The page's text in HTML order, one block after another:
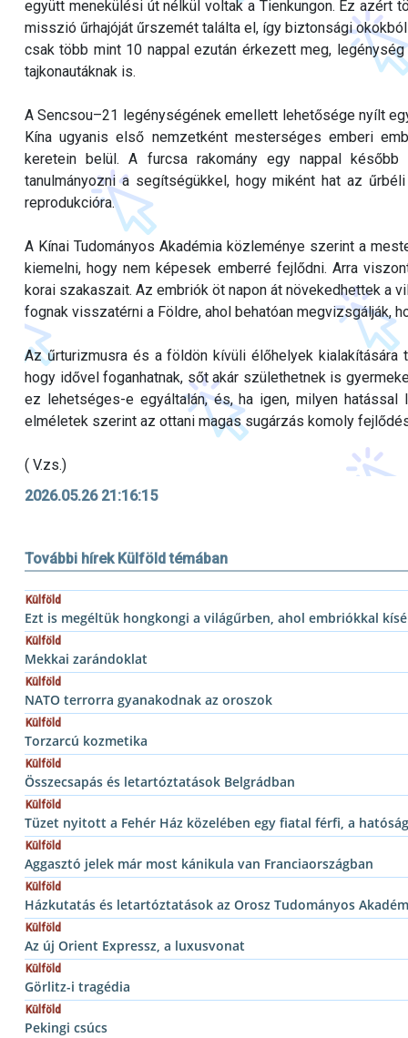
együtt menekülési út nélkül voltak a Tienkungon. Ez azért
misszió űrhajóját űrszemét találta el, így biztonsági
csak több mint 10 nappal ezután érkezett meg,
tajkonautáknak is.
A Sencsou–21 legénységének emellett lehetősége nyílt
Kína ugyanis első nemzetként mesterséges emberi
keretein belül. A furcsa rakomány egy nappal
tanulmányozni a segítségükkel, hogy miként hat az
reprodukcióra.
A Kínai Tudományos Akadémia közleménye szerint a
kiemelni, hogy nem képesek emberré fejlődni. Arra
korai szakaszait. Az embriók öt napon át növekedhettek a
fognak visszatérni a Földre, ahol behatóan megvizsgálják,
Az űrturizmusra és a földön kívüli élőhelyek
hogy idővel foganhatnak, sőt akár születhetnek is
ez lehetséges-e egyáltalán, és, ha igen, milyen
elméletek szerint az ottani magas sugárzás komoly
( V.zs.)
2026.05.26 21:16:15
További hírek Külföld témában
Külföld
Ezt is megéltük hongkongi a világűrben, ahol embriókkal
Külföld
Mekkai zarándoklat
Külföld
NATO terrorra gyanakodnak az oroszok
Külföld
Torzarcú kozmetika
Külföld
Összecsapás és letartóztatások Belgrádban
Külföld
Tüzet nyitott a Fehér Ház közelében egy fiatal férfi, a
Külföld
Aggasztó jelek már most kánikula van Franciaországban
Külföld
Házkutatás és letartóztatások az Orosz Tudományos
Külföld
Az új Orient Expressz, a luxusvonat
Külföld
Görlitz-i tragédia
Külföld
Pekingi csúcs